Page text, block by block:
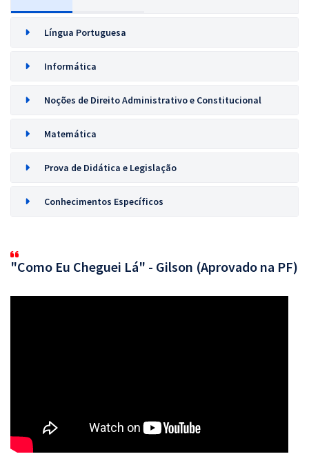
Língua Portuguesa
Informática
Noções de Direito Administrativo e Constitucional
Matemática
Prova de Didática e Legislação
Conhecimentos Específicos
"Como Eu Cheguei Lá" - Gilson (Aprovado na PF)